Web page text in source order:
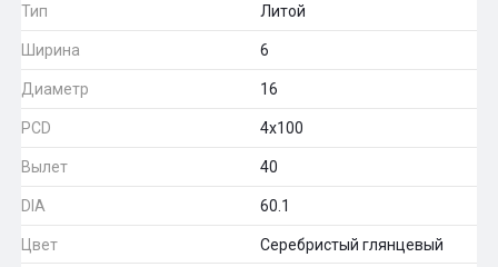
Тип Литой
Ширина 6
Диаметр 16
PCD 4x100
Вылет 40
DIA 60.1
Цвет Серебристый глянцевый